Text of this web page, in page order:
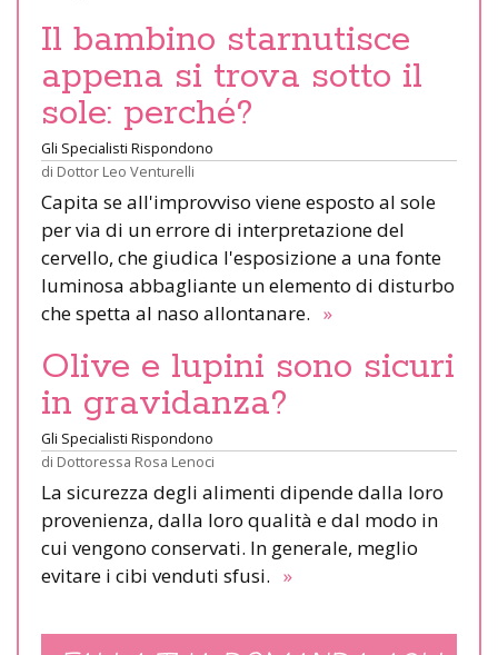
Il bambino starnutisce
appena si trova sotto il
sole: perché?
Gli Specialisti Rispondono
di Dottor Leo Venturelli
Capita se all'improvviso viene esposto al sole
per via di un errore di interpretazione del
cervello, che giudica l'esposizione a una fonte
luminosa abbagliante un elemento di disturbo
che spetta al naso allontanare. »
Olive e lupini sono sicuri
in gravidanza?
Gli Specialisti Rispondono
di Dottoressa Rosa Lenoci
La sicurezza degli alimenti dipende dalla loro
provenienza, dalla loro qualità e dal modo in
cui vengono conservati. In generale, meglio
evitare i cibi venduti sfusi. »